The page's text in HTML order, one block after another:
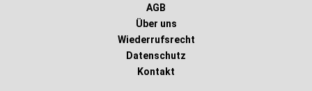
AGB
Über uns
Wiederrufsrecht
Datenschutz
Kontakt